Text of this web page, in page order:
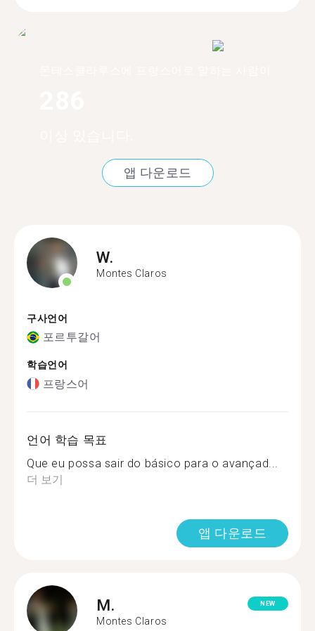
앱 다운로드
W.
Montes Claros
구사언어
포르투갈어
학습언어
프랑스어
언어 학습 목표
Que eu possa sair do básico para o avançad...
더 보기
앱 다운로드
M.
Montes Claros
NEW